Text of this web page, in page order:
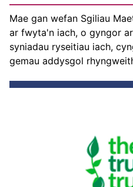
Mae gan wefan Sgiliau
ar fwyta'n iach, o gyngor
syniadau ryseitiau iach,
gemau addysgol